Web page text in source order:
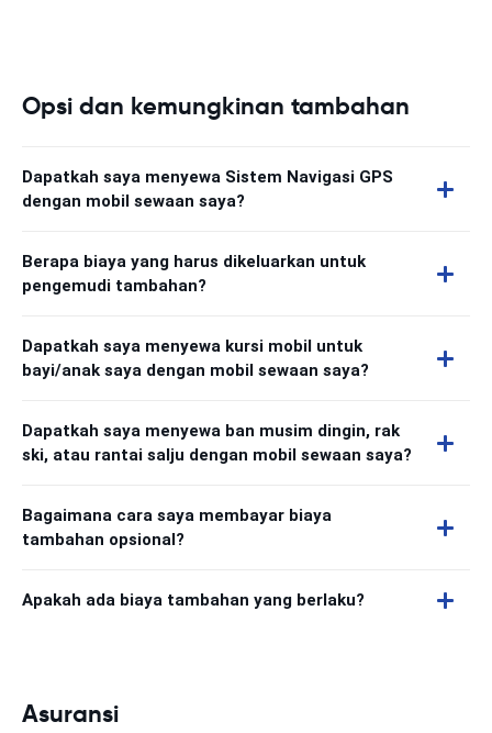
Opsi dan kemungkinan tambahan
Dapatkah saya menyewa Sistem Navigasi GPS
dengan mobil sewaan saya?
Berapa biaya yang harus dikeluarkan untuk
pengemudi tambahan?
Dapatkah saya menyewa kursi mobil untuk
bayi/anak saya dengan mobil sewaan saya?
Dapatkah saya menyewa ban musim dingin, rak
ski, atau rantai salju dengan mobil sewaan saya?
Bagaimana cara saya membayar biaya
tambahan opsional?
Apakah ada biaya tambahan yang berlaku?
Asuransi